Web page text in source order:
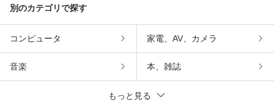
別のカテゴリで探す
コンピュータ 家電、AV、カメラ
音楽 本、雑誌
もっと見る